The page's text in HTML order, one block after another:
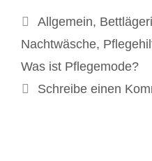
Kategorien
Allgemein,
Nachtwäsche,
Was ist Pflegemode?
Schreibe einen